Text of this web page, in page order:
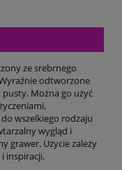
ze srebrnego
odtworzone
Można go użyć
wszelkiego rodzaju
wygląd i
grawer. Użycie zależy
inspiracji.